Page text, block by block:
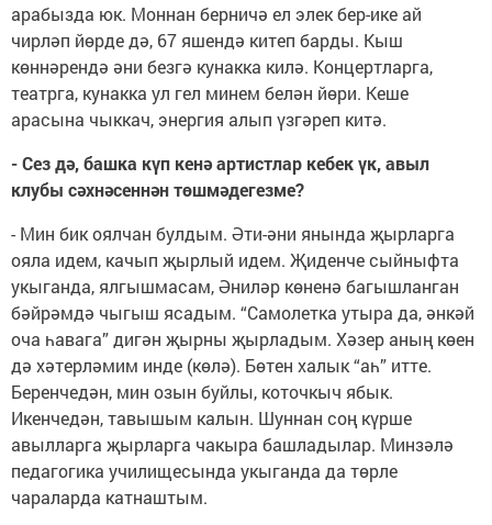
арабызда юк. Моннан берничә ел элек бер-ике ай
чирләп йөрде дә, 67 яшендә китеп барды. Кыш
көннәрендә әни безгә кунакка килә. Концертларга,
театрга, кунакка ул гел минем белән йөри. Кеше
арасына чыккач, энергия алып үзгәреп китә.
- Сез дә, башка күп кенә артистлар кебек үк, авыл
клубы сәхнәсеннән төшмәдегезме?
- Мин бик оялчан булдым. Әти-әни янында җырларга
ояла идем, качып җырлый идем. Җиденче сыйныфта
укыганда, ялгышмасам, Әниләр көненә багышланган
бәйрәмдә чыгыш ясадым. “Самолетка утыра да, әнкәй
оча һавага” дигән җырны җырладым. Хәзер аның көен
дә хәтерләмим инде (көлә). Бөтен халык “аһ” итте.
Беренчедән, мин озын буйлы, коточкыч ябык.
Икенчедән, тавышым калын. Шуннан соң күрше
авылларга җырларга чакыра башладылар. Минзәлә
педагогика училищесында укыганда да төрле
чараларда катнаштым.